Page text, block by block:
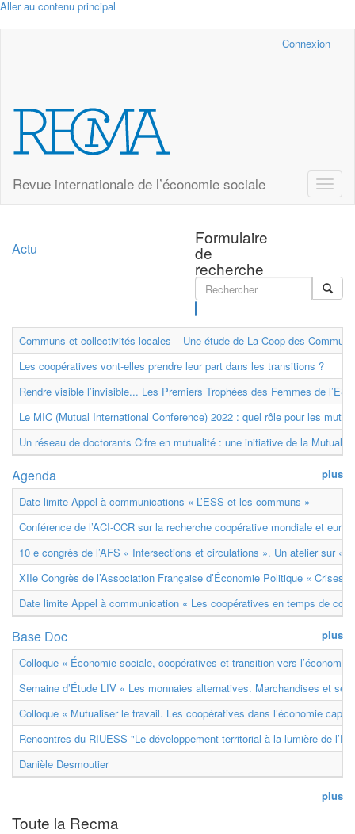
Aller au contenu principal
Connexion
Revue internationale de l’économie sociale
Toggle
Formulaire
de
recherche
Actu
Communs et collectivités locales – Une étude de La Coop des
Les coopératives vont-elles prendre leur part dans les transitions ?
Rendre visible l’invisible... Les Premiers Trophées des Femmes de
Le MIC (Mutual International Conference) 2022 : quel rôle pour les
Un réseau de doctorants Cifre en mutualité : une initiative de la
plus
Agenda
Date limite Appel à communications « L’ESS et les communs »
Conférence de l’ACI-CCR sur la recherche coopérative mondiale et
10 e congrès de l’AFS « Intersections et circulations ». Un atelier sur «
XIIe Congrès de l’Association Française d’Économie Politique « Crises
Date limite Appel à communication « Les coopératives en temps de
plus
Base Doc
Colloque « Économie sociale, coopératives et transition vers
Semaine d’Étude LIV « Les monnaies alternatives. Marchandises et
Colloque « Mutualiser le travail. Les coopératives dans l’économie
Rencontres du RIUESS "Le développement territorial à la lumière de
Danièle Desmoutier
plus
Toute la Recma